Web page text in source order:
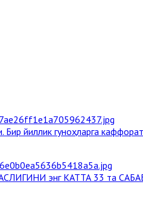
Бир йиллик гуноҳларга
энг КАТТА 33 та